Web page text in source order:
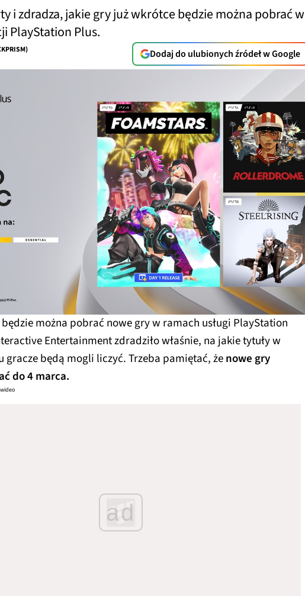
i zdradza, jakie gry już wkrótce będzie można pobrać w
PlayStation Plus.
Dodaj do ulubionych źródeł w Google
będzie można pobrać nowe gry w ramach usługi PlayStation
Entertainment zdradziło właśnie, na jakie tytuły w
gracze będą mogli liczyć. Trzeba pamiętać, żenowe gry
do 4 marca.
ad